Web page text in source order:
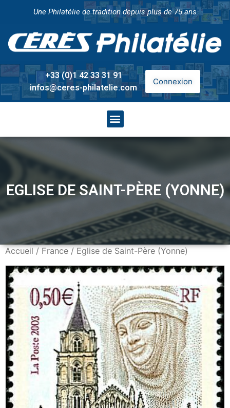
Une Philatélie de tradition depuis plus de 75 ans
+33 (0)1 42 33 31 91
infos@ceres-philatelie.com
Connexion
EGLISE DE SAINT-PÈRE (YONNE)
Accueil / France / Eglise de Saint-Père (Yonne)